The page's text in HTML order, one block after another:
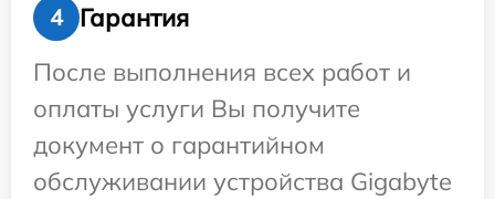
4
Гарантия
После выполнения всех работ и
оплаты услуги Вы получите
документ о гарантийном
обслуживании устройства Gigabyte